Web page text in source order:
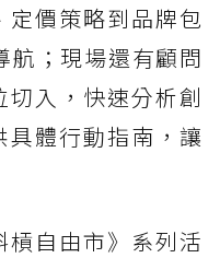
價策略到品牌包
航；現場還有顧問
入，快速分析創
體行動指南，讓
自由市》系列活